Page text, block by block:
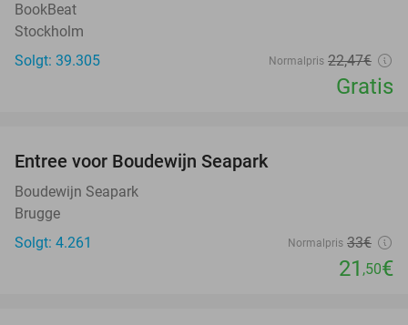
BookBeat
Stockholm
Solgt: 39.305
Normalpris 22,47€
Gratis
Entree voor Boudewijn Seapark
Boudewijn Seapark
Brugge
Solgt: 4.261
Normalpris 33€
21 ,50€